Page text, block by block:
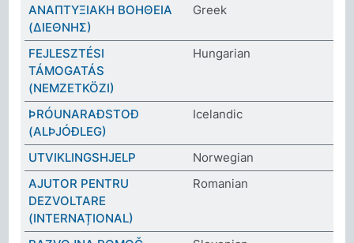
ΑΝΑΠΤΥΞΙΑΚΗ ΒΟΗΘΕΙΑ
(ΔΙΕΘΝΗΣ)
Greek
FEJLESZTÉSI
TÁMOGATÁS
(NEMZETKÖZI)
Hungarian
ÞRÓUNARAÐSTOÐ
(ALÞJÓÐLEG)
Icelandic
UTVIKLINGSHJELP
Norwegian
AJUTOR PENTRU
DEZVOLTARE
(INTERNAȚIONAL)
Romanian